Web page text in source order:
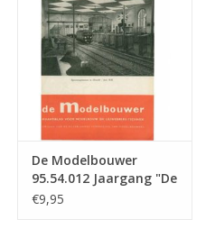
De Modelbouwer
95.54.012 Jaargang "De
Modelbouwer" Editie :
€9,95